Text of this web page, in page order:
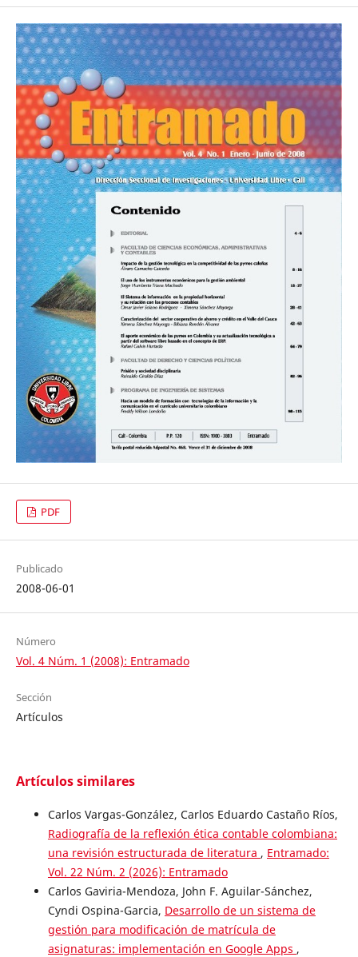
PDF
Publicado
2008-06-01
Número
Vol. 4 Núm. 1 (2008): Entramado
Sección
Artículos
Artículos similares
Carlos Vargas-González, Carlos Eduardo Castaño Ríos,
Radiografía de la reflexión ética contable colombiana:
una revisión estructurada de literatura , Entramado:
Vol. 22 Núm. 2 (2026): Entramado
Carlos Gaviria-Mendoza, John F. Aguilar-Sánchez,
Cyndi Ospina-Garcia, Desarrollo de un sistema de
gestión para modificación de matrícula de
asignaturas: implementación en Google Apps ,